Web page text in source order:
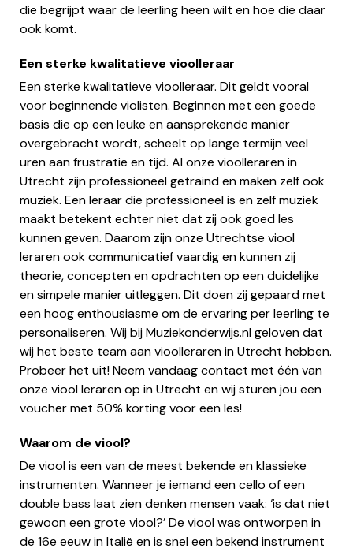
die begrijpt waar de leerling heen wilt en hoe die daar
ook komt.
Een sterke kwalitatieve vioolleraar
Een sterke kwalitatieve vioolleraar. Dit geldt vooral
voor beginnende violisten. Beginnen met een goede
basis die op een leuke en aansprekende manier
overgebracht wordt, scheelt op lange termijn veel
uren aan frustratie en tijd. Al onze vioolleraren in
Utrecht zijn professioneel getraind en maken zelf ook
muziek. Een leraar die professioneel is en zelf muziek
maakt betekent echter niet dat zij ook goed les
kunnen geven. Daarom zijn onze Utrechtse viool
leraren ook communicatief vaardig en kunnen zij
theorie, concepten en opdrachten op een duidelijke
en simpele manier uitleggen. Dit doen zij gepaard met
een hoog enthousiasme om de ervaring per leerling te
personaliseren. Wij bij Muziekonderwijs.nl geloven dat
wij het beste team aan vioolleraren in Utrecht hebben.
Probeer het uit! Neem vandaag contact met één van
onze viool leraren op in Utrecht en wij sturen jou een
voucher met 50% korting voor een les!
Waarom de viool?
De viool is een van de meest bekende en klassieke
instrumenten. Wanneer je iemand een cello of een
double bass laat zien denken mensen vaak: ‘is dat niet
gewoon een grote viool?’ De viool was ontworpen in
de 16e eeuw in Italië en is snel een bekend instrument